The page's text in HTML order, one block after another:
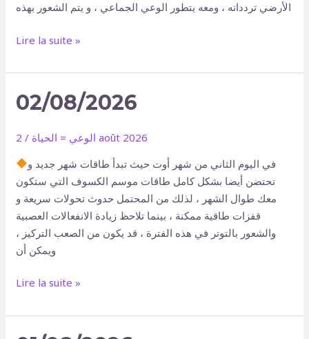
الأرضي تردداته ، ومعه يتطور الوعي الجماعي ، و يتم الشعور بهذه
Lire la suite »
02/08/2026
الوعي = الحياة /
2 août 2026
في اليوم الثاني من شهر أوت حيث تبدأ طاقات شهر جديد و
تحتضن أيضا بشكل كامل طاقات موسم الكسوف التي ستكون
معك طوال الشهر ، لذلك من المحتمل حدوث تحولات سريعة و
قفزات طاقية ممكنة ، بينما تلاحظ زيادة الانفعالات العصبية
والشعور بالتوتر في هذه الفترة ، قد يكون من الصعب التركيز ،
ويمكن أن
02/08/2026
Lire la suite »